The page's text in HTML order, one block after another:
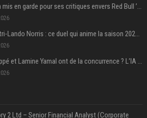
Verstappen mis en garde pour ses critiques envers Red Bull ’qui vont parfois trop loin’
Oscar Piastri-Lando Norris : ce duel qui anime la saison 2025 de Formule 1
Kylian Mbappé et Lamine Yamal ont de la concurrence ? L’IA annonce les 5 joueurs qui vont dominer le football dans les années à venir !
2 Ltd – Senior Financial Analyst (Corporate